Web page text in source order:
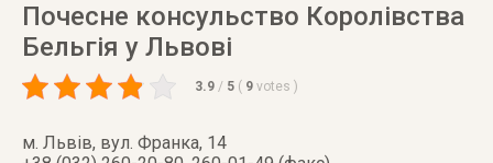
Почесне консульство Королівства
Бельгія у Львові
3.9 / 5 ( 9 votes )
м. Львів, вул. Франка, 14